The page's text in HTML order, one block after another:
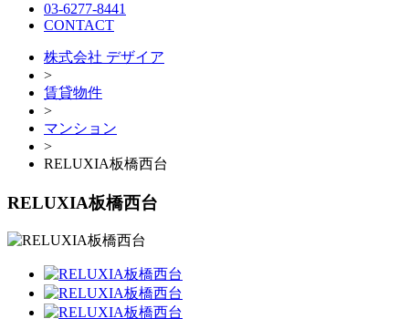
03-6277-8441
CONTACT
株式会社 デザイア
>
賃貸物件
>
マンション
>
RELUXIA板橋西台
RELUXIA板橋西台